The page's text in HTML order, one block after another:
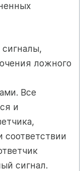
сигналы,
ложного
Все
и
соответствии
сигнал.